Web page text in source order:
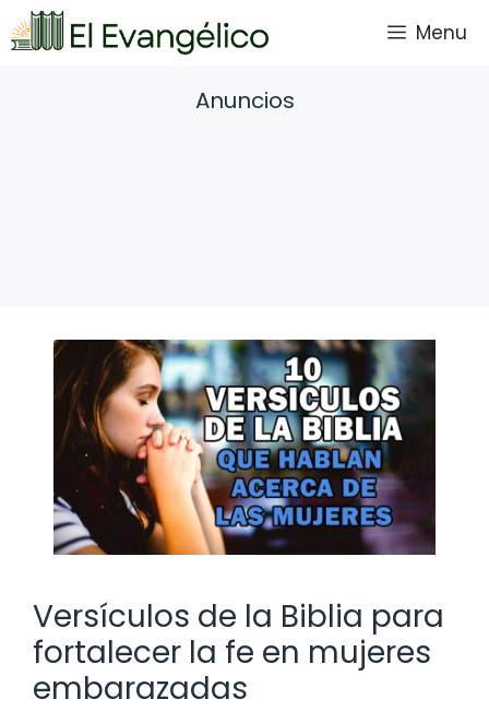
Saltar
al
Menu
Anuncios
Versículos de la Biblia para
fortalecer la fe en mujeres
embarazadas